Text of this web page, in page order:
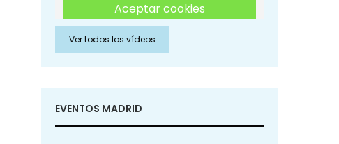
Aceptar cookies
Aceptar cookies de Redes
Sociales
Ver todos los vídeos
EVENTOS MADRID